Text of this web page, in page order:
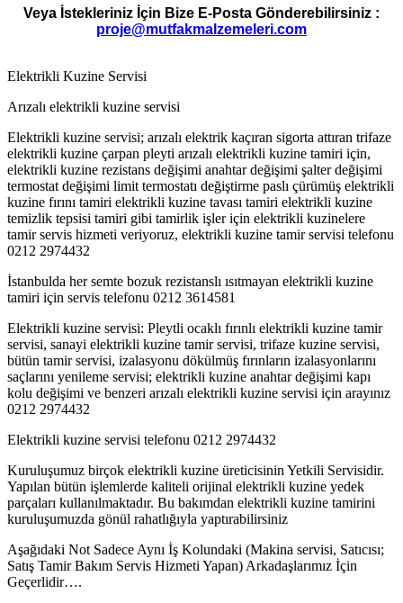
Veya İstekleriniz İçin Bize E-Posta Gönderebilirsiniz :
proje@mutfakmalzemeleri.com
Elektrikli Kuzine Servisi
Arızalı elektrikli kuzine servisi
Elektrikli kuzine servisi; arızalı elektrik kaçıran sigorta attıran trifaze
elektrikli kuzine çarpan pleyti arızalı elektrikli kuzine tamiri için,
elektrikli kuzine rezistans değişimi anahtar değişimi şalter değişimi
termostat değişimi limit termostatı değiştirme paslı çürümüş elektrikli
kuzine fırını tamiri elektrikli kuzine tavası tamiri elektrikli kuzine
temizlik tepsisi tamiri gibi tamirlik işler için elektrikli kuzinelere
tamir servis hizmeti veriyoruz, elektrikli kuzine tamir servisi telefonu
0212 2974432
İstanbulda her semte bozuk rezistanslı ısıtmayan elektrikli kuzine
tamiri için servis telefonu 0212 3614581
Elektrikli kuzine servisi: Pleytli ocaklı fırınlı elektrikli kuzine tamir
servisi, sanayi elektrikli kuzine tamir servisi, trifaze kuzine servisi,
bütün tamir servisi, izalasyonu dökülmüş fırınların izalasyonlarını
saçlarını yenileme servisi; elektrikli kuzine anahtar değişimi kapı
kolu değişimi ve benzeri arızalı elektrikli kuzine servisi için arayınız
0212 2974432
Elektrikli kuzine servisi telefonu 0212 2974432
Kuruluşumuz birçok elektrikli kuzine üreticisinin Yetkili Servisidir.
Yapılan bütün işlemlerde kaliteli orijinal elektrikli kuzine yedek
parçaları kullanılmaktadır. Bu bakımdan elektrikli kuzine tamirini
kuruluşumuzda gönül rahatlığıyla yaptırabilirsiniz
Aşağıdaki Not Sadece Aynı İş Kolundaki (Makina servisi, Satıcısı;
Satış Tamir Bakım Servis Hizmeti Yapan) Arkadaşlarımız İçin
Geçerlidir….